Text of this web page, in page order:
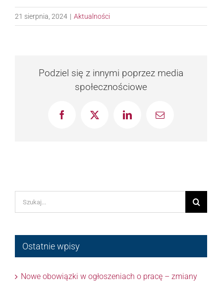
21 sierpnia, 2024 | Aktualności
Podziel się z innymi poprzez media
społecznościowe
FacebookX LinkedInEmail
Szukaj
Ostatnie wpisy
Nowe obowiązki w ogłoszeniach o pracę – zmiany